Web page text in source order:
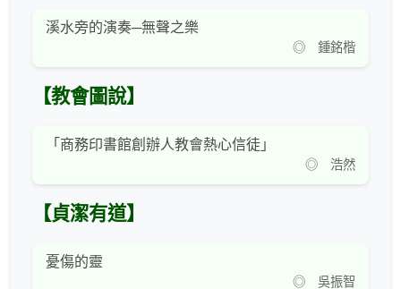
溪水旁的演奏─無聲之樂
◎ 鍾銘楷
【教會圖說】
「商務印書館創辦人教會熱心信徒」
◎ 浩然
【貞潔有道】
憂傷的靈
◎ 吳振智